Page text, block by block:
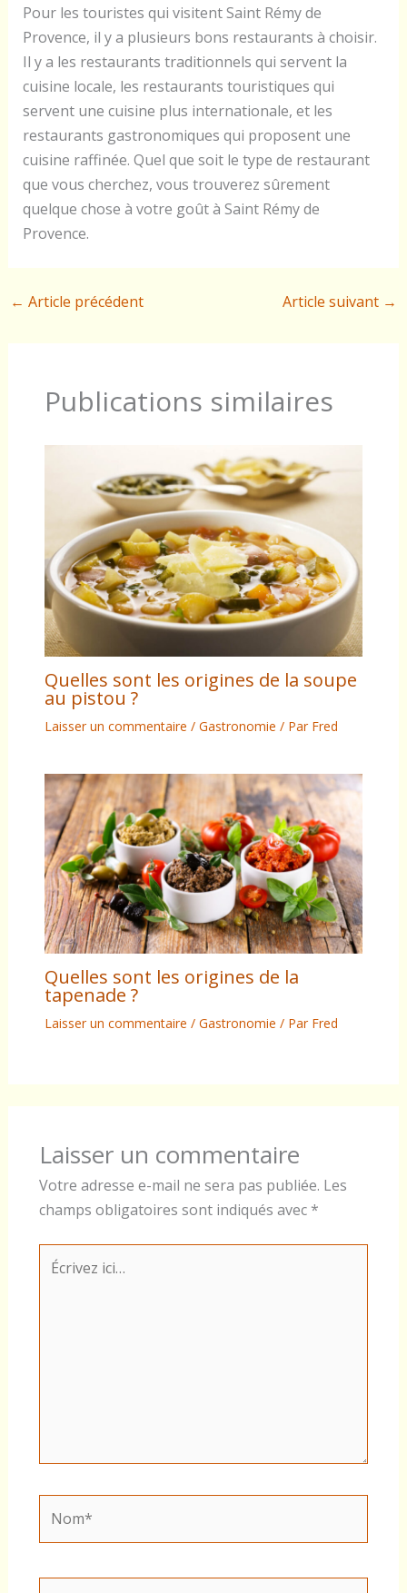
Pour les touristes qui visitent Saint Rémy de
Provence, il y a plusieurs bons restaurants à choisir.
Il y a les restaurants traditionnels qui servent la
cuisine locale, les restaurants touristiques qui
servent une cuisine plus internationale, et les
restaurants gastronomiques qui proposent une
cuisine raffinée. Quel que soit le type de restaurant
que vous cherchez, vous trouverez sûrement
quelque chose à votre goût à Saint Rémy de
Provence.
← Article précédent Article suivant →
Publications similaires
Quelles sont les origines de la soupe
au pistou ?
Laisser un commentaire / Gastronomie / Par Fred
Quelles sont les origines de la
tapenade ?
Laisser un commentaire / Gastronomie / Par Fred
Laisser un commentaire
Votre adresse e-mail ne sera pas publiée. Les
champs obligatoires sont indiqués avec *
Écrivez
ici…